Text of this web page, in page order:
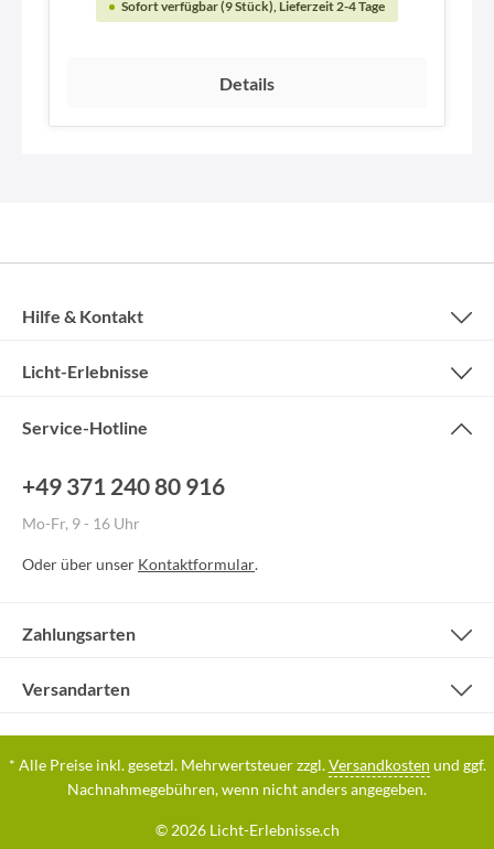
Sofort verfügbar (9 Stück), Lieferzeit 2-4 Tage
Details
Service-Hotline
+49 371 240 80 916
Mo-Fr, 9 - 16 Uhr
Oder über unser Kontaktformular.
Hilfe & Kontakt
Licht-Erlebnisse
Zahlungsarten
Versandarten
* Alle Preise inkl. gesetzl. Mehrwertsteuer zzgl.Versandkosten und ggf.
Nachnahmegebühren, wenn nicht anders angegeben.
© 2026 Licht-Erlebnisse.ch